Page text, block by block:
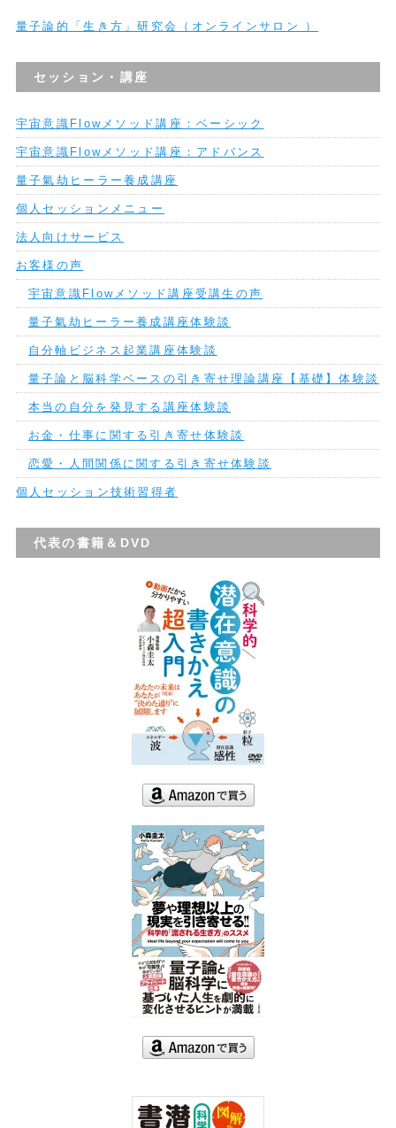
量子論的「生き方」研究会（オンラインサロン ）
セッション・講座
宇宙意識Flowメソッド講座：ベーシック
宇宙意識Flowメソッド講座：アドバンス
量子氣劫ヒーラー養成講座
個人セッションメニュー
法人向けサービス
お客様の声
宇宙意識Flowメソッド講座受講生の声
量子氣劫ヒーラー養成講座体験談
自分軸ビジネス起業講座体験談
量子論と脳科学ベースの引き寄せ理論講座【基礎】体験談
本当の自分を発見する講座体験談
お金・仕事に関する引き寄せ体験談
恋愛・人間関係に関する引き寄せ体験談
個人セッション技術習得者
代表の書籍＆DVD